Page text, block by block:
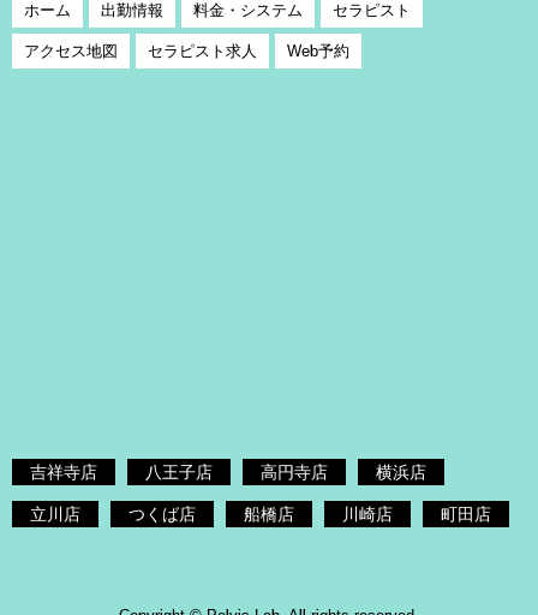
ホーム 出勤情報 料金・システム セラピスト
アクセス地図 セラピスト求人 Web予約
吉祥寺店 八王子店 高円寺店 横浜店
立川店 つくば店 船橋店 川崎店 町田店